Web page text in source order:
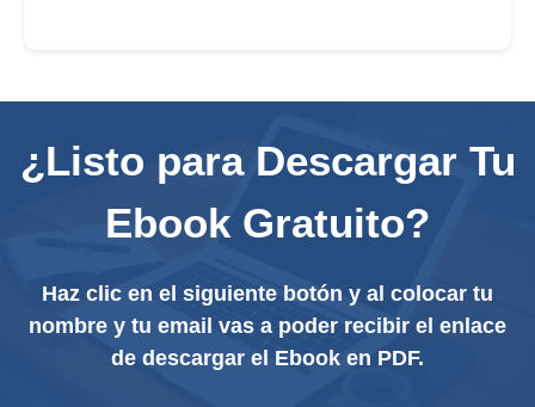
¿Listo para Descargar Tu
Ebook Gratuito?
Haz clic en el siguiente botón y al colocar tu
nombre y tu email vas a poder recibir el enlace
de descargar el Ebook en PDF.